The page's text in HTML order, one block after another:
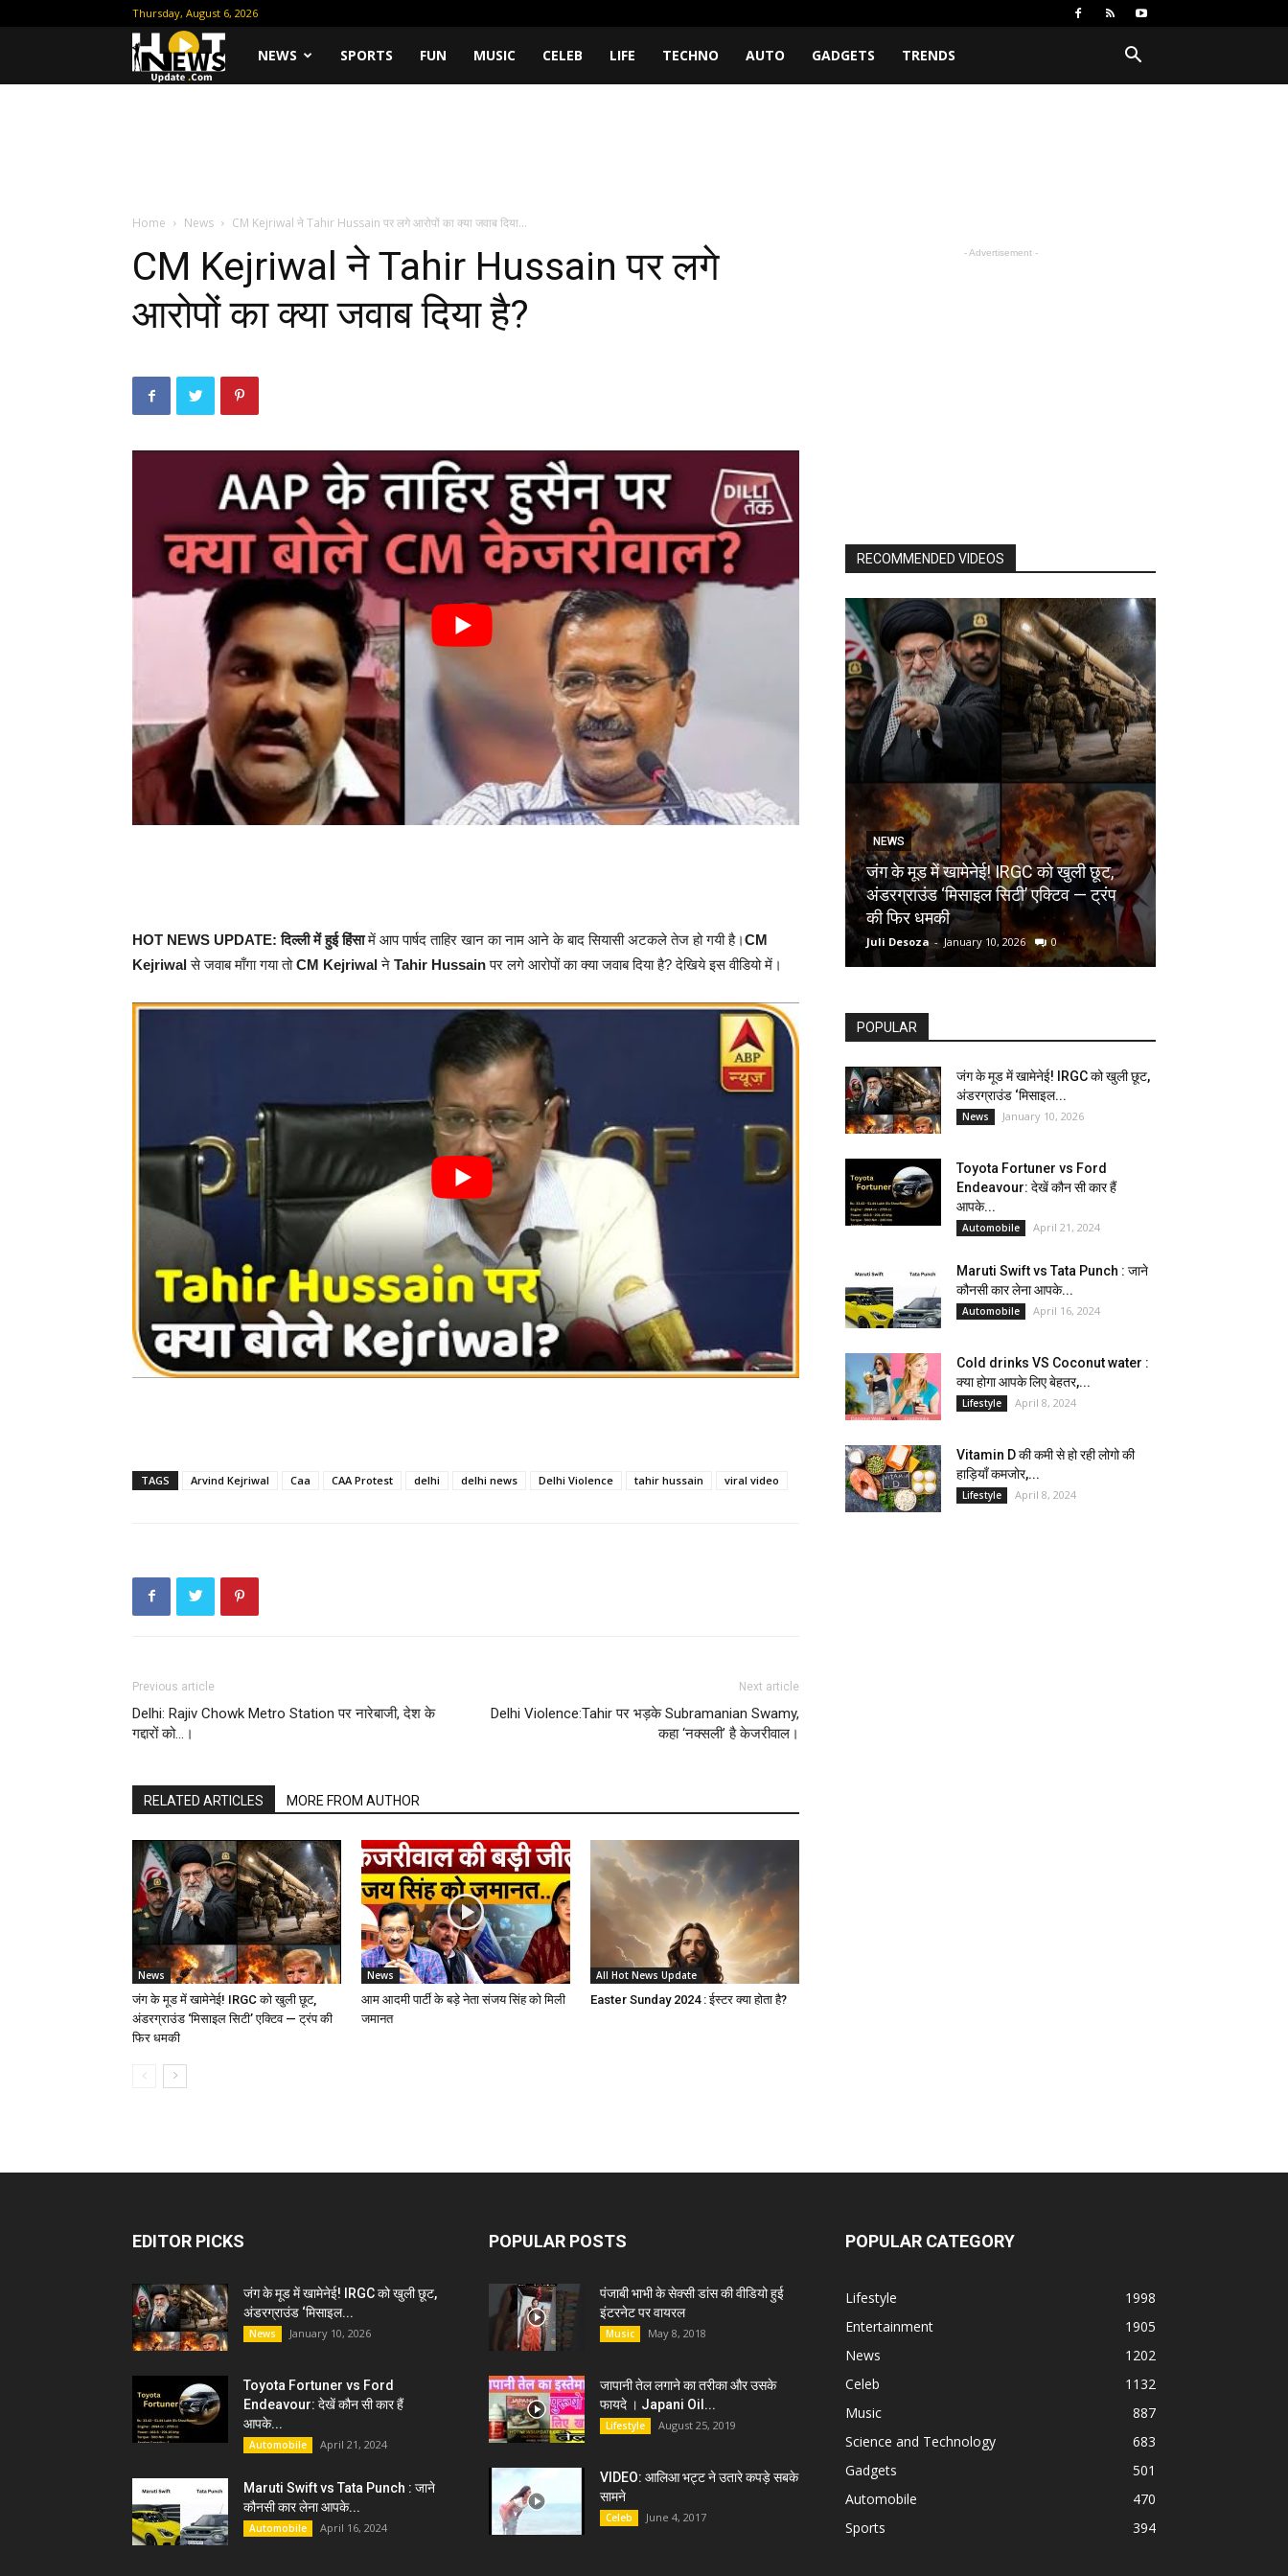
Thursday, August 6, 2026
HotNEWS SPORTS FUN MUSIC CELEB LIFE TECHNO AUTO GADGETS TRENDS
Home News CM Kejriwal ने Tahir Hussain पर लगे आरोपों का क्या जवाब दिया...
CM Kejriwal ने Tahir Hussain पर लगे
आरोपों का क्या जवाब दिया है?
HOT NEWS UPDATE: दिल्ली में हुई हिंसामें आप पार्षद ताहिर खान का नाम आने के बाद सियासी अटकले तेज हो गयी है।CM
Kejriwalसे जवाब माँगा गया तोCM Kejriwalने Tahir Hussainपर लगे आरोपों का क्या जवाब दिया है? देखिये इस वीडियो में।
TAGS Arvind Kejriwal Caa CAA Protest delhi delhi news Delhi Violence tahir hussain viral video
Previous article
Delhi: Rajiv Chowk Metro Station पर नारेबाजी, देश के
गद्दारों को…।
Next article
Delhi Violence:Tahir पर भड़के Subramanian Swamy,
कहा ‘नक्सली’ है केजरीवाल।
RELATED ARTICLES MORE FROM AUTHOR
News
जंग के मूड में खामेनेई! IRGC को खुली छूट,
अंडरग्राउंड ‘मिसाइल सिटी’ एक्टिव — ट्रंप की
फिर धमकी
News
आम आदमी पार्टी के बड़े नेता संजय सिंह को मिली
जमानत
All Hot News Update
Easter Sunday 2024 : ईस्टर क्या होता है?
- Advertisement -
RECOMMENDED VIDEOS
NEWS
जंग के मूड में खामेनेई! IRGC को खुली छूट,
अंडरग्राउंड ‘मिसाइल सिटी’ एक्टिव — ट्रंप
की फिर धमकी
Juli Desoza - January 10, 2026 0
POPULAR
जंग के मूड में खामेनेई! IRGC को खुली छूट,
अंडरग्राउंड ‘मिसाइल...
News January 10, 2026
Toyota Fortuner vs Ford
Endeavour: देखें कौन सी कार हैं
आपके...
Automobile April 21, 2024
Maruti Swift vs Tata Punch : जाने
कौनसी कार लेना आपके...
Automobile April 16, 2024
Cold drinks VS Coconut water :
क्या होगा आपके लिए बेहतर,...
Lifestyle April 8, 2024
Vitamin D की कमी से हो रही लोगो की
हाड़ियाँ कमजोर,...
Lifestyle April 8, 2024
EDITOR PICKS
जंग के मूड में खामेनेई! IRGC को खुली छूट,
अंडरग्राउंड ‘मिसाइल...
News January 10, 2026
Toyota Fortuner vs Ford
Endeavour: देखें कौन सी कार हैं
आपके...
Automobile April 21, 2024
Maruti Swift vs Tata Punch : जाने
कौनसी कार लेना आपके...
Automobile April 16, 2024
POPULAR POSTS
पंजाबी भाभी के सेक्सी डांस की वीडियो हुई
इंटरनेट पर वायरल
Music May 8, 2018
जापानी तेल लगाने का तरीका और उसके
फायदे । Japani Oil...
Lifestyle August 25, 2019
VIDEO: आलिआ भट्ट ने उतारे कपड़े सबके
सामने
Celeb June 4, 2017
POPULAR CATEGORY
Lifestyle
1998
Entertainment
1905
News
1202
Celeb
1132
Music
887
Science and Technology
683
Gadgets
501
Automobile
470
Sports
394